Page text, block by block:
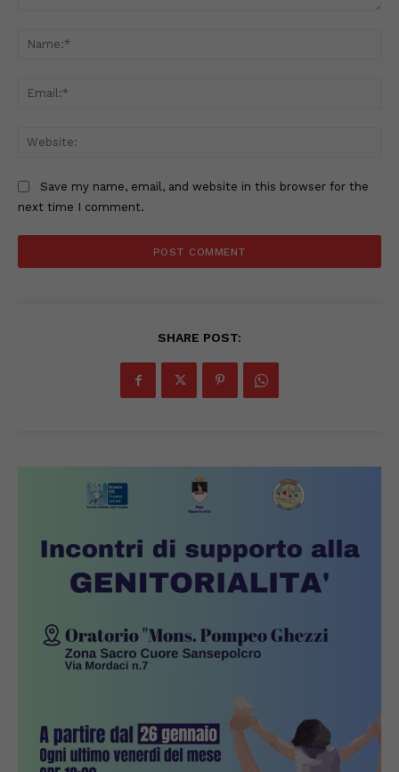
Save my name, email, and website in this browser for the
next time I comment.
SHARE POST: